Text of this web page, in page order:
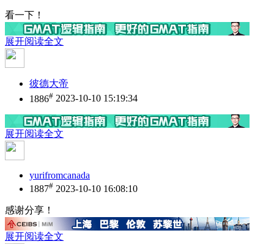
看一下！
展开阅读全文
彼德大帝
1886# 2023-10-10 15:19:34
展开阅读全文
yurifromcanada
1887# 2023-10-10 16:08:10
感谢分享！
展开阅读全文